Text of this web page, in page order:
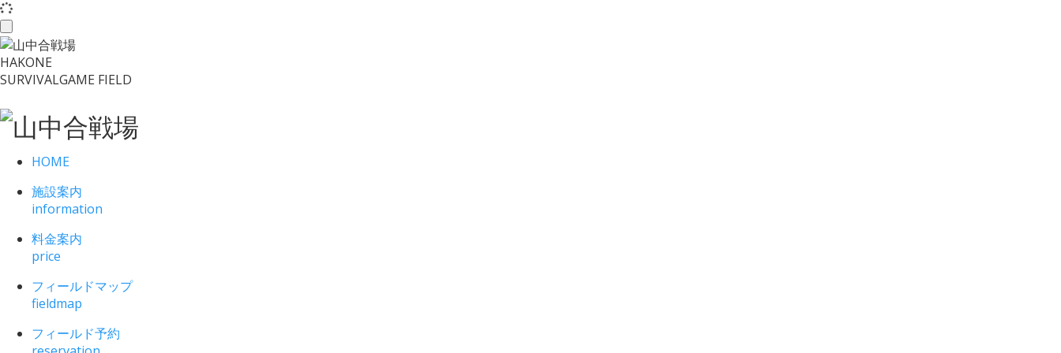
toggle
navigation
HAKONE
SURVIVALGAME FIELD
HOME
施設案内
information
料金案内
price
フィールドマップ
fieldmap
フィールド予約